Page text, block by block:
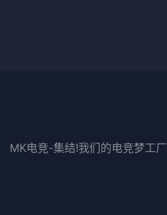
MK电竞-集结!我们的电竞梦工厂